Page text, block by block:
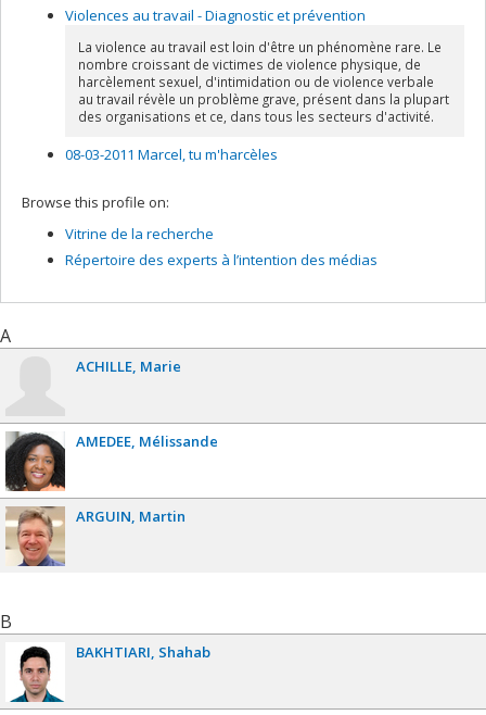
Violences au travail - Diagnostic et prévention
La violence au travail est loin d'être un phénomène rare. Le
nombre croissant de victimes de violence physique, de
harcèlement sexuel, d'intimidation ou de violence verbale
au travail révèle un problème grave, présent dans la plupart
des organisations et ce, dans tous les secteurs d'activité.
08-03-2011 Marcel, tu m'harcèles
Browse this profile on:
Vitrine de la recherche
Répertoire des experts à l’intention des médias
A
ACHILLE Marie
AMEDEE Mélissande
ARGUIN Martin
B
BAKHTIARI Shahab